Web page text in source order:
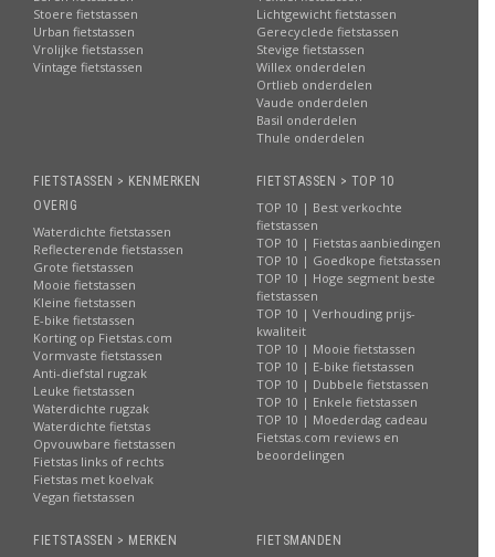
Stoere fietstassen
Urban fietstassen
Vrolijke fietstassen
Vintage fietstassen
Lichtgewicht fietstassen
Gerecyclede fietstassen
Stevige fietstassen
Willex onderdelen
Ortlieb onderdelen
Vaude onderdelen
Basil onderdelen
Thule onderdelen
FIETSTASSEN > KENMERKEN
OVERIG
Waterdichte fietstassen
Reflecterende fietstassen
Grote fietstassen
Mooie fietstassen
Kleine fietstassen
E-bike fietstassen
Korting op Fietstas.com
Vormvaste fietstassen
Anti-diefstal rugzak
Leuke fietstassen
Waterdichte rugzak
Waterdichte fietstas
Opvouwbare fietstassen
Fietstas links of rechts
Fietstas met koelvak
Vegan fietstassen
FIETSTASSEN > TOP 10
TOP 10 | Best verkochte
fietstassen
TOP 10 | Fietstas aanbiedingen
TOP 10 | Goedkope fietstassen
TOP 10 | Hoge segment beste
fietstassen
TOP 10 | Verhouding prijs-
kwaliteit
TOP 10 | Mooie fietstassen
TOP 10 | E-bike fietstassen
TOP 10 | Dubbele fietstassen
TOP 10 | Enkele fietstassen
TOP 10 | Moederdag cadeau
Fietstas.com reviews en
beoordelingen
FIETSTASSEN > MERKEN FIETSMANDEN